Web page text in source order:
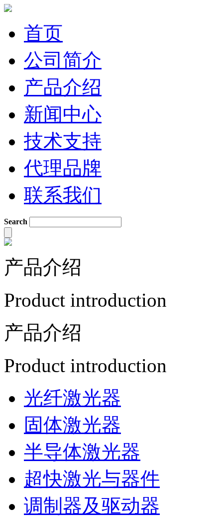
首页
公司简介
产品介绍
新闻中心
技术支持
代理品牌
联系我们
Search
产品介绍
Product introduction
产品介绍
Product introduction
光纤激光器
固体激光器
半导体激光器
超快激光与器件
调制器及驱动器